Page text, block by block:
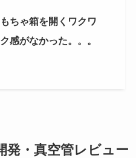
ちゃ箱を開くワクワ
ク感がなかった。。。
発・真空管レビュー